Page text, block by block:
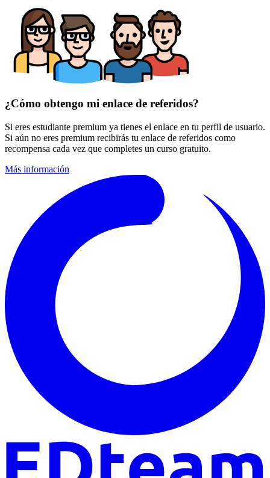
¿Cómo obtengo mi enlace de referidos?
Si eres estudiante premium ya tienes el enlace en tu perfil de usuario.
Si aún no eres premium recibirás tu enlace de referidos como
recompensa cada vez que completes un curso gratuito.
Más información